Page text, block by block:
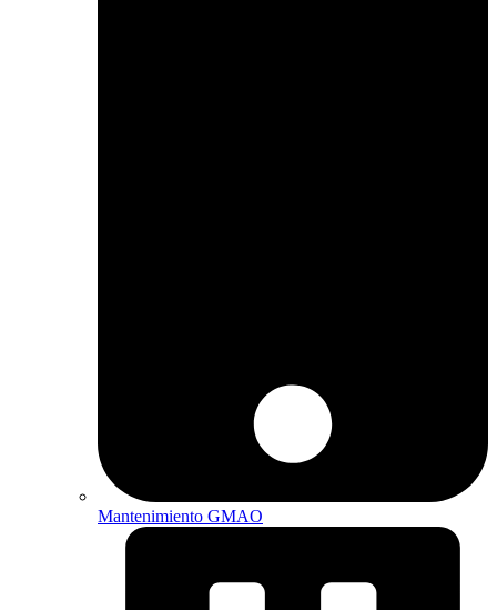
Mantenimiento GMAO